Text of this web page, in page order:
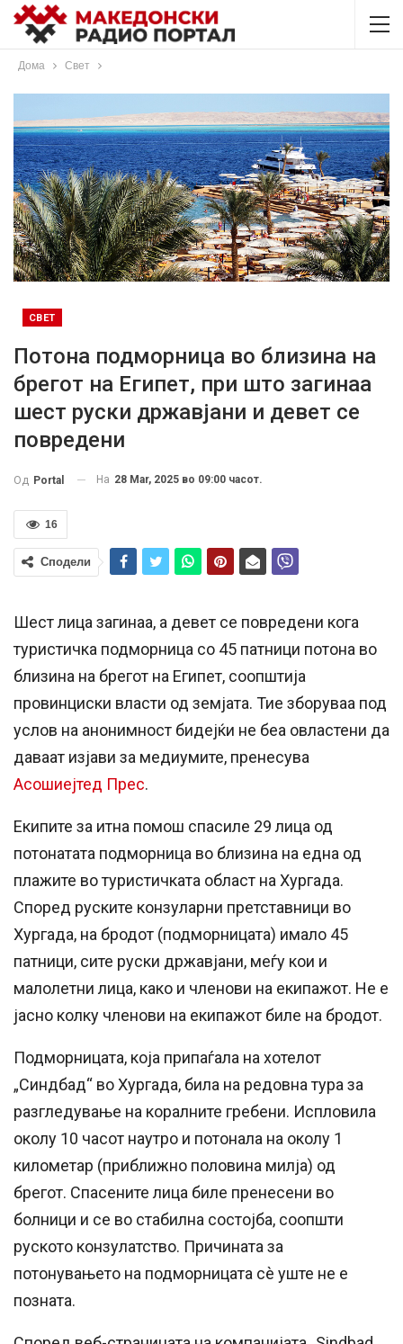
Дома Свет
СВЕТ
Потона подморница во близина на
брегот на Египет, при што загинаа
шест руски државјани и девет се
повредени
Од Portal На 28 Mar, 2025 во 09:00 часот.
16
Сподели
Шест лица загинаа, а девет се повредени кога
туристичка подморница со 45 патници потона во
близина на брегот на Египет, соопштија
провинциски власти од земјата. Тие зборуваа под
услов на анонимност бидејќи не беа овластени да
даваат изјави за медиумите, пренесува
Асошиејтед Прес.
Екипите за итна помош спасиле 29 лица од
потонатата подморница во близина на една од
плажите во туристичката област на Хургада.
Според руските конзуларни претставници во
Хургада, на бродот (подморницата) имало 45
патници, сите руски државјани, меѓу кои и
малолетни лица, како и членови на екипажот. Не е
јасно колку членови на екипажот биле на бродот.
Подморницата, која припаѓала на хотелот
„Синдбад“ во Хургада, била на редовна тура за
разгледување на коралните гребени. Испловила
околу 10 часот наутро и потонала на околу 1
километар (приближно половина милја) од
брегот. Спасените лица биле пренесени во
болници и се во стабилна состојба, соопшти
руското конзулатство. Причината за
потонувањето на подморницата сè уште не е
позната.